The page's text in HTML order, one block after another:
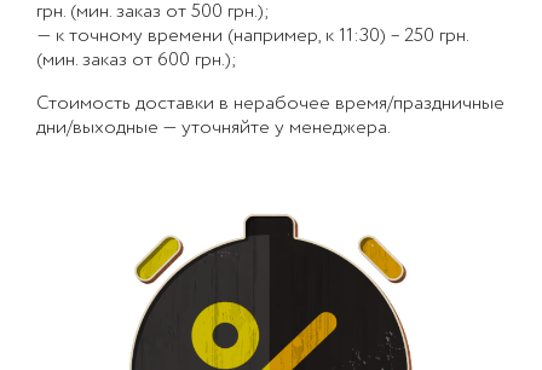
грн. (мин. заказ от 500 грн.);
— к точному времени (например, к 11:30) – 250 грн.
(мин. заказ от 600 грн.);
Стоимость доставки в нерабочее время/праздничные
дни/выходные — уточняйте у менеджера.